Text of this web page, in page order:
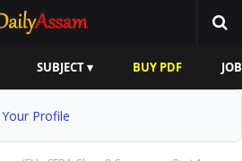
SUBJECT ▾ BUY PDF
Profile